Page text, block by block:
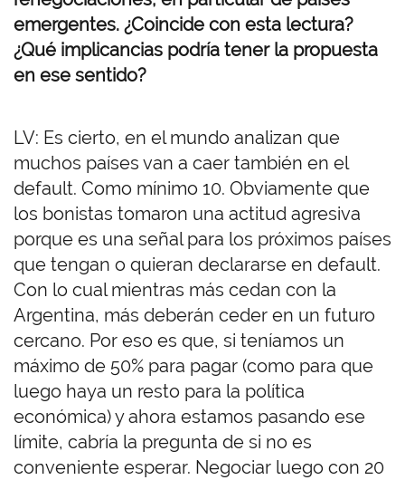
emergentes. ¿Coincide con esta lectura?
¿Qué implicancias podría tener la propuesta
en ese sentido?
LV: Es cierto, en el mundo analizan que
muchos países van a caer también en el
default. Como mínimo 10. Obviamente que
los bonistas tomaron una actitud agresiva
porque es una señal para los próximos países
que tengan o quieran declararse en default.
Con lo cual mientras más cedan con la
Argentina, más deberán ceder en un futuro
cercano. Por eso es que, si teníamos un
máximo de 50% para pagar (como para que
luego haya un resto para la política
económica) y ahora estamos pasando ese
límite, cabría la pregunta de si no es
conveniente esperar. Negociar luego con 20